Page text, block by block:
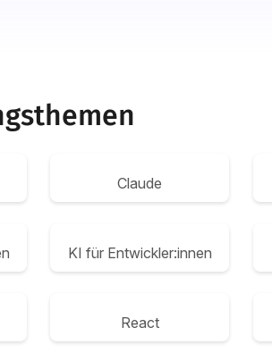
Claude
KI für Entwickler:innen
React